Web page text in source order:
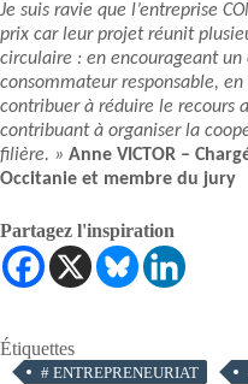
Je suis ravie que l’entreprise
prix car leur projet réunit
circulaire : en encourageant
consommateur responsable,
contribuer à réduire le recours
contribuant à organiser la
filière. » Anne VICTOR –
Occitanie et membre du jury
Partagez l'inspiration
Étiquettes
# ENTREPRENEURIAT